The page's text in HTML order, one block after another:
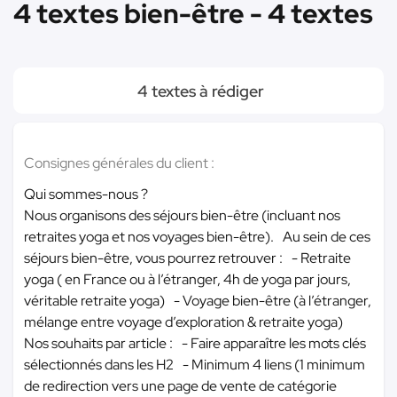
4 textes bien-être - 4 textes
4 textes à rédiger
Consignes générales du client :
Qui sommes-nous ?
Nous organisons des séjours bien-être (incluant nos
retraites yoga et nos voyages bien-être). Au sein de ces
séjours bien-être, vous pourrez retrouver : - Retraite
yoga ( en France ou à l’étranger, 4h de yoga par jours,
véritable retraite yoga) - Voyage bien-être (à l’étranger,
mélange entre voyage d’exploration & retraite yoga)
Nos souhaits par article : - Faire apparaître les mots clés
sélectionnés dans les H2 - Minimum 4 liens (1 minimum
de redirection vers une page de vente de catégorie